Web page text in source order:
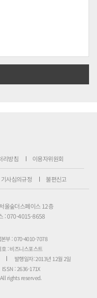
리방침 이용자위원회
기사심의규정 불편신고
울숲더스페이스 12층
: 070-4015-8658
본부 : 070-4010-7078
호 : 비즈니스포스트
발행일자: 2013년 12월 2일
ISSN : 2636-171X
rights reserved.